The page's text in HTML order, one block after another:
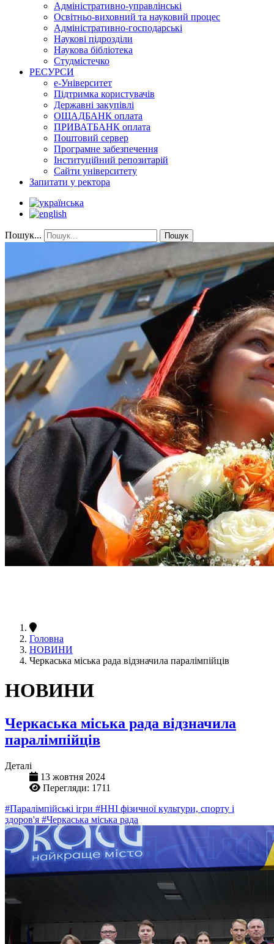
Адміністративно-управлінські
Освітньо-виховний та науковий процес
Адміністративно-господарські
Наукові підрозділи
Наукова бібліотека
Студмістечко
РЕСУРСИ
е-Університет
Підтримка користувачів
Державні закупівлі
ОЩАДБАНК оплата
ПРИВАТБАНК оплата
Поштовий сервер
Програмне забезпечення
Інституційний репозитарій
Сайти університету
Запитати у ректора
Пошук... Пошук
Головна
НОВИНИ
Черкаська міська рада відзначила паралімпійців
НОВИНИ
Черкаська міська рада відзначила
паралімпійців
Деталі
13 жовтня 2024
Перегляди: 1711
#Паралімпійські ігри #ННІ фізичної культури, спорту і
здоров'я #Черкаська міська рада